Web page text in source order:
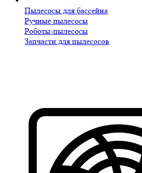
Пылесосы для бассейна
Ручные пылесосы
Роботы-пылесосы
Запчасти для пылесосов